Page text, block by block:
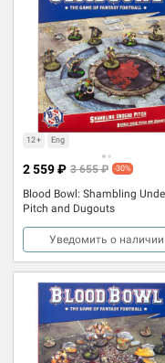
12+ Eng
Blood Bowl: Shambling
Pitch and Dugouts
2 559 ₽ 3 655 ₽ -30%
Уведомить о наличии